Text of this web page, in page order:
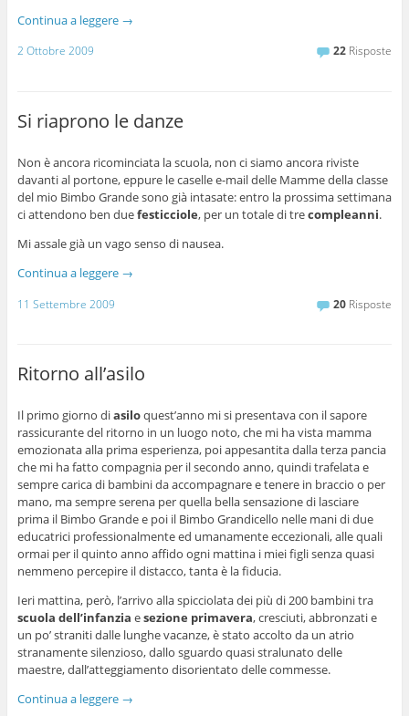
Continua a leggere →
2 Ottobre 2009 22 Risposte
Si riaprono le danze
Non è ancora ricominciata la scuola, non ci siamo ancora riviste
davanti al portone, eppure le caselle e-mail delle Mamme della classe
del mio Bimbo Grande sono già intasate: entro la prossima settimana
ci attendono ben duefesticciole, per un totale di trecompleanni.
Mi assale già un vago senso di nausea.
Continua a leggere →
11 Settembre 2009 20 Risposte
Ritorno all’asilo
Il primo giorno diasiloquest’anno mi si presentava con il sapore
rassicurante del ritorno in un luogo noto, che mi ha vista mamma
emozionata alla prima esperienza, poi appesantita dalla terza pancia
che mi ha fatto compagnia per il secondo anno, quindi trafelata e
sempre carica di bambini da accompagnare e tenere in braccio o per
mano, ma sempre serena per quella bella sensazione di lasciare
prima il Bimbo Grande e poi il Bimbo Grandicello nelle mani di due
educatrici professionalmente ed umanamente eccezionali, alle quali
ormai per il quinto anno affido ogni mattina i miei figli senza quasi
nemmeno percepire il distacco, tanta è la fiducia.
Ieri mattina, però, l’arrivo alla spicciolata dei più di 200 bambini tra
scuola dell’infanzia esezione primavera, cresciuti, abbronzati e
un po’ straniti dalle lunghe vacanze, è stato accolto da un atrio
stranamente silenzioso, dallo sguardo quasi stralunato delle
maestre, dall’atteggiamento disorientato delle commesse.
Continua a leggere →